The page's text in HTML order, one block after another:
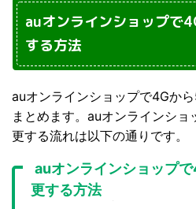
auオンラインショップで
する方法
auオンラインショップで4Gか
まとめます。auオンラインシ
更する流れは以下の通りです。
auオンラインショップ
更する方法
auオンラインショップに